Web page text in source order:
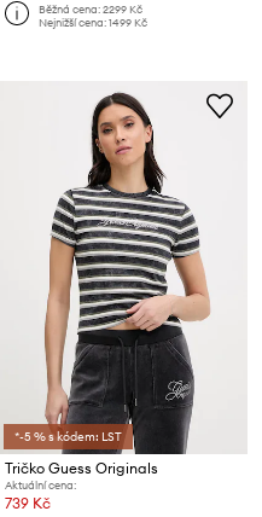
Běžná cena:2299 Kč
Nejnižší cena:1499 Kč
*-5 % s kódem: LST
Tričko Guess Originals
Aktuální cena:
739 Kč